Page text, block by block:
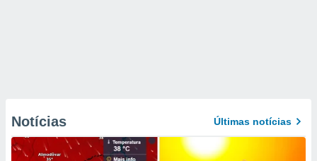
Notícias Últimas notícias